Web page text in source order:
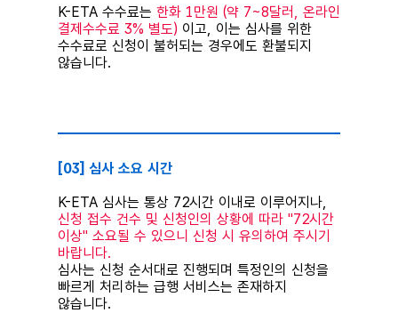
K-ETA 수수료는 한화 1만원 (약 7~8달러, 온라인
결제수수료 3% 별도) 이고, 이는 심사를 위한
수수료로 신청이 불허되는 경우에도 환불되지
않습니다.
[03] 심사 소요 시간
K-ETA 심사는 통상 72시간 이내로 이루어지나,
신청 접수 건수 및 신청인의 상황에 따라 "72시간
이상" 소요될 수 있으니 신청 시 유의하여 주시기
바랍니다.
심사는 신청 순서대로 진행되며 특정인의 신청을
빠르게 처리하는 급행 서비스는 존재하지
않습니다.